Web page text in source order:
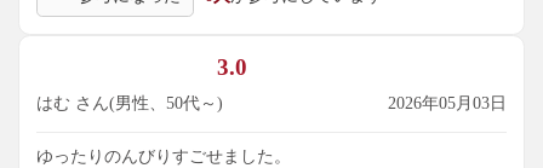
3.0
はむ さん(男性、50代～) 2026年05月03日
ゆったりのんびりすごせました。